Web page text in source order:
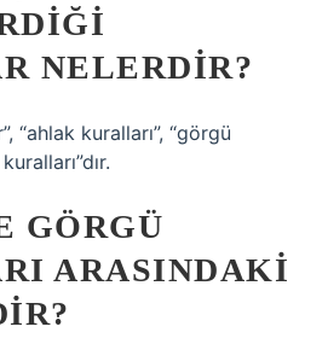
NELERDIR?
“ahlak kuralları”, “görgü
GÖRGÜ
ARASINDAKI